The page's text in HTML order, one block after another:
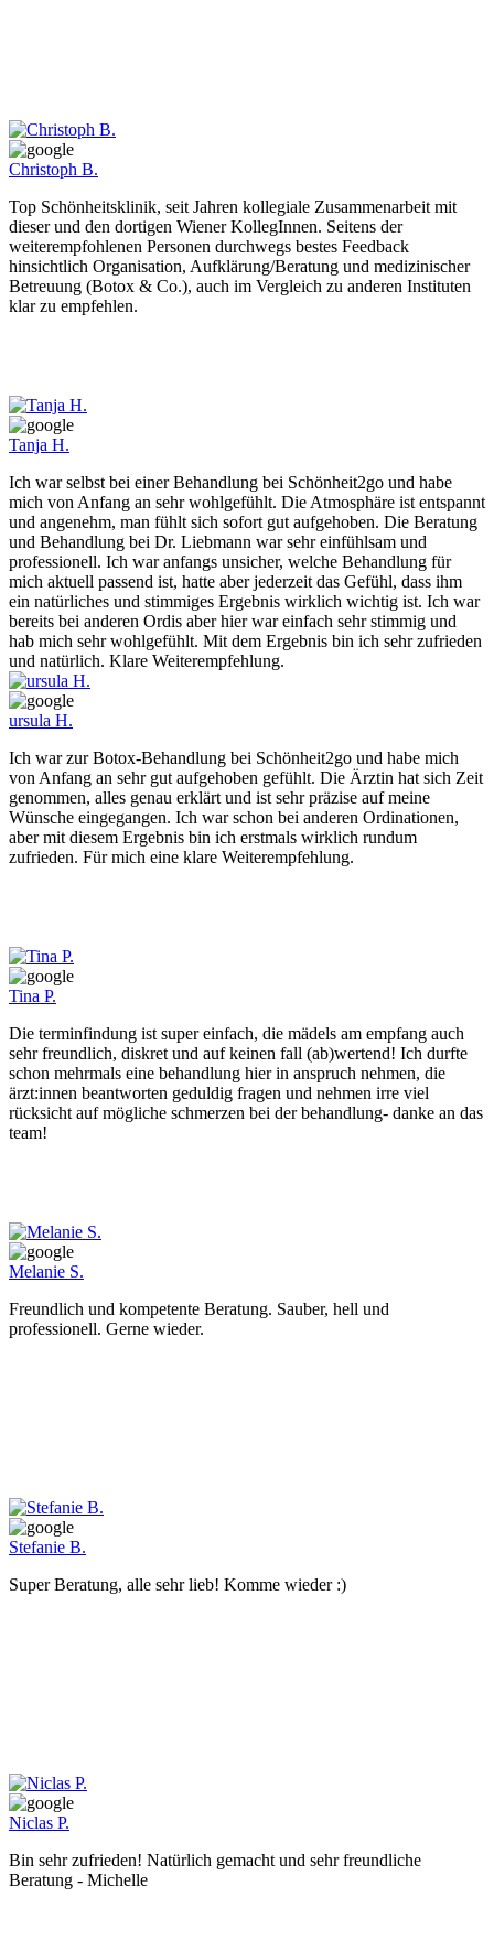
Christoph B.
Top Schönheitsklinik, seit Jahren kollegiale Zusammenarbeit mit
dieser und den dortigen Wiener KollegInnen. Seitens der
weiterempfohlenen Personen durchwegs bestes Feedback
hinsichtlich Organisation, Aufklärung/Beratung und medizinischer
Betreuung (Botox & Co.), auch im Vergleich zu anderen Instituten
klar zu empfehlen.
Tanja H.
Ich war selbst bei einer Behandlung bei Schönheit2go und habe
mich von Anfang an sehr wohlgefühlt. Die Atmosphäre ist entspannt
und angenehm, man fühlt sich sofort gut aufgehoben. Die Beratung
und Behandlung bei Dr. Liebmann war sehr einfühlsam und
professionell. Ich war anfangs unsicher, welche Behandlung für
mich aktuell passend ist, hatte aber jederzeit das Gefühl, dass ihm
ein natürliches und stimmiges Ergebnis wirklich wichtig ist. Ich war
bereits bei anderen Ordis aber hier war einfach sehr stimmig und
hab mich sehr wohlgefühlt. Mit dem Ergebnis bin ich sehr zufrieden
und natürlich. Klare Weiterempfehlung.
ursula H.
Ich war zur Botox-Behandlung bei Schönheit2go und habe mich
von Anfang an sehr gut aufgehoben gefühlt. Die Ärztin hat sich Zeit
genommen, alles genau erklärt und ist sehr präzise auf meine
Wünsche eingegangen. Ich war schon bei anderen Ordinationen,
aber mit diesem Ergebnis bin ich erstmals wirklich rundum
zufrieden. Für mich eine klare Weiterempfehlung.
Tina P.
Die terminfindung ist super einfach, die mädels am empfang auch
sehr freundlich, diskret und auf keinen fall (ab)wertend! Ich durfte
schon mehrmals eine behandlung hier in anspruch nehmen, die
ärzt:innen beantworten geduldig fragen und nehmen irre viel
rücksicht auf mögliche schmerzen bei der behandlung- danke an das
team!
Melanie S.
Freundlich und kompetente Beratung. Sauber, hell und
professionell. Gerne wieder.
Stefanie B.
Super Beratung, alle sehr lieb! Komme wieder :)
Niclas P.
Bin sehr zufrieden! Natürlich gemacht und sehr freundliche
Beratung - Michelle